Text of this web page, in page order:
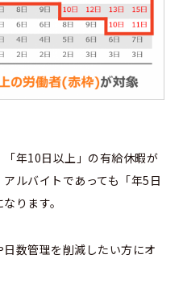
年10日以上」の有給休暇が
ルバイトであっても「年5日
ります。
数管理を削減したい方にオ